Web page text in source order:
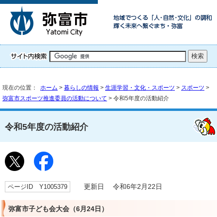
現在の位置： ホーム > 暮らしの情報 > 生涯学習・文化・スポーツ > スポーツ >
弥富市スポーツ推進委員の活動について > 令和5年度の活動紹介
令和5年度の活動紹介
ページID Y1005379 更新日 令和6年2月22日
弥富市子ども会大会（6月24日）